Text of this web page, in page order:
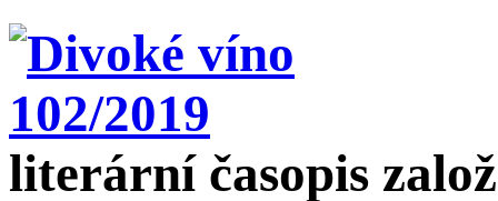
literární časopis